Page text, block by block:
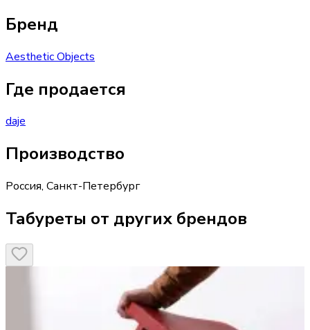
Бренд
Aesthetic Objects
Где продается
daje
Производство
Россия, Санкт-Петербург
Табуреты от других брендов